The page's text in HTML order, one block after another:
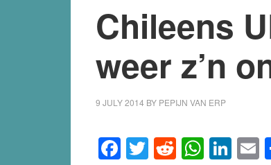
Chileens
weer z’n
9 JULY 2014 BY PEPIJN VAN ERP
Facebook
Twitter
Reddit